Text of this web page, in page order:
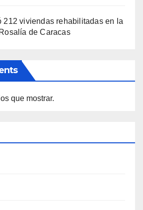
212 viviendas rehabilitadas en la
de Caracas
que mostrar.